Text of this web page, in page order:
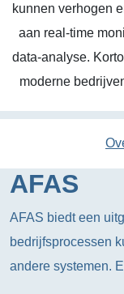
kunnen verhogen
aan real-time
data-analyse.
moderne
AFAS
AFAS biedt een
bedrijfsprocessen
andere systemen.